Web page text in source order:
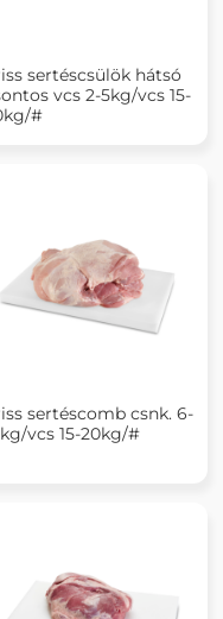
sertéscsülök hátsó
vcs 2-5kg/vcs 15-
#
sertéscomb csnk. 6-
vcs 15-20kg/#